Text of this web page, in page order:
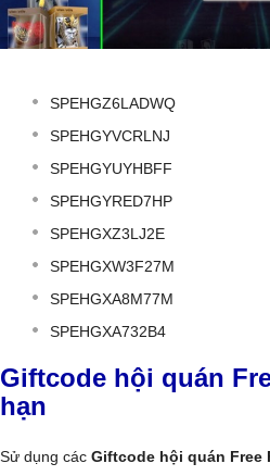
SPEHGZ6LADWQ
SPEHGYVCRLNJ
SPEHGYUYHBFF
SPEHGYRED7HP
SPEHGXZ3LJ2E
SPEHGXW3F27M
SPEHGXA8M77M
SPEHGXA732B4
Giftcode hội quán
hạn
Sử dụng các Giftcode hội quán Free